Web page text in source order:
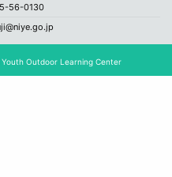
56-0130
Outdoor Learning Center